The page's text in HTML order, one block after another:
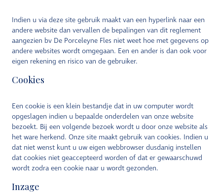
Indien u via deze site gebruik maakt van een hyperlink naar een
andere website dan vervallen de bepalingen van dit reglement
aangezien bv De Porceleyne Fles niet weet hoe met gegevens op
andere websites wordt omgegaan. Een en ander is dan ook voor
eigen rekening en risico van de gebruiker.
Cookies
Een cookie is een klein bestandje dat in uw computer wordt
opgeslagen indien u bepaalde onderdelen van onze website
bezoekt. Bij een volgende bezoek wordt u door onze website als
het ware herkend. Onze site maakt gebruik van cookies. Indien u
dat niet wenst kunt u uw eigen webbrowser dusdanig instellen
dat cookies niet geaccepteerd worden of dat er gewaarschuwd
wordt zodra een cookie naar u wordt gezonden.
Inzage